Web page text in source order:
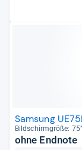
Samsung
Bild­schirm­größe: 75"
ohne Endnote